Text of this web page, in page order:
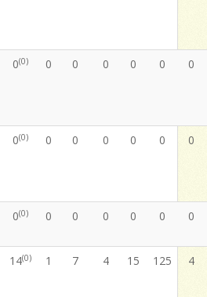
0(0) 0 0 0 0 0 0
0(0) 0 0 0 0 0 0
0(0) 0 0 0 0 0 0
14(0) 1 7 4 15 125 4